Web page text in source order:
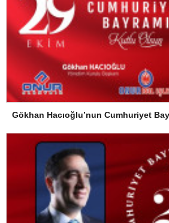
Gökhan Hacıoğlu’nun Cumhuriyet